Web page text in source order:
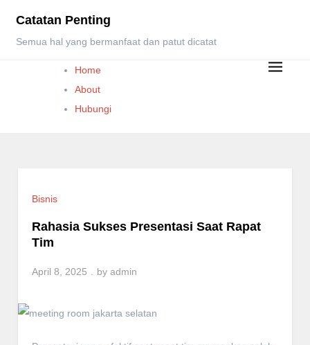
content
Catatan Penting
Semua hal yang bermanfaat dan patut dicatat
Home
About
Hubungi
Bisnis
Rahasia Sukses Presentasi Saat Rapat
Tim
April 8, 2025 byadmin